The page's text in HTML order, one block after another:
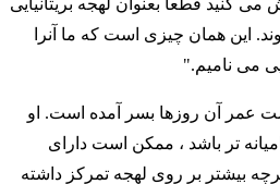
این همان چیزی است که ما آنرا
می نامیم."
عمر آن روزها بسر آمده است. او
تر باشد ، ممکن است دارای
بیشتر بر روی لهجه تمرکز داشته